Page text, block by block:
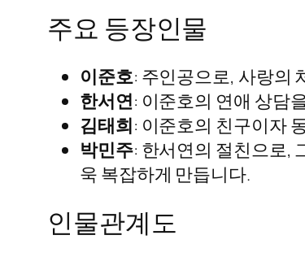
주요 등장인물
이준호: 주인공으로, 사랑의
한서연: 이준호의 연애 상담
김태희: 이준호의 친구이자
박민주: 한서연의 절친으로,
욱 복잡하게 만듭니다.
인물관계도